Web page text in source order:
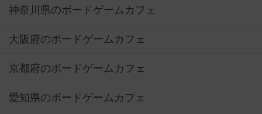
神奈川県のボードゲームカフェ
大阪府のボードゲームカフェ
京都府のボードゲームカフェ
愛知県のボードゲームカフェ